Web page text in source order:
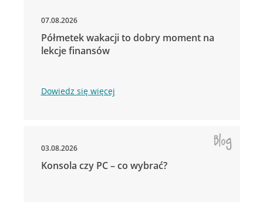
07.08.2026
Półmetek wakacji to dobry moment na
lekcje finansów
Dowiedz się więcej
03.08.2026
Konsola czy PC – co wybrać?